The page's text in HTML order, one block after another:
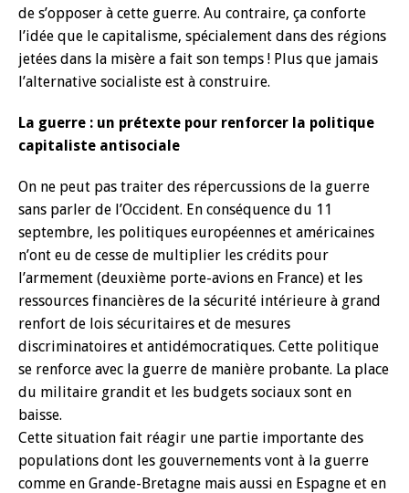
de s’opposer à cette guerre. Au contraire, ça conforte
l’idée que le capitalisme, spécialement dans des régions
jetées dans la misère a fait son temps ! Plus que jamais
l’alternative socialiste est à construire.
La guerre : un prétexte pour renforcer la politique
capitaliste antisociale
On ne peut pas traiter des répercussions de la guerre
sans parler de l’Occident. En conséquence du 11
septembre, les politiques européennes et américaines
n’ont eu de cesse de multiplier les crédits pour
l’armement (deuxième porte-avions en France) et les
ressources financières de la sécurité intérieure à grand
renfort de lois sécuritaires et de mesures
discriminatoires et antidémocratiques. Cette politique
se renforce avec la guerre de manière probante. La place
du militaire grandit et les budgets sociaux sont en
baisse.
Cette situation fait réagir une partie importante des
populations dont les gouvernements vont à la guerre
comme en Grande-Bretagne mais aussi en Espagne et en